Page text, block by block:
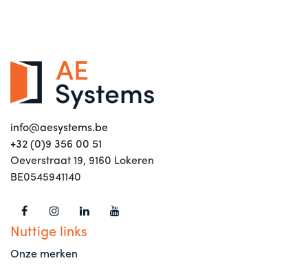
info@aesystems.be
+32 (0)9 356 00 51
Oeverstraat 19, 9160 Lokeren
BE0545941140
Nuttige links
Onze merken